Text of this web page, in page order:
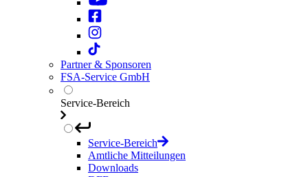
Partner & Sponsoren
FSA-Service GmbH
Service-Bereich
Service-Bereich
Amtliche Mitteilungen
Downloads